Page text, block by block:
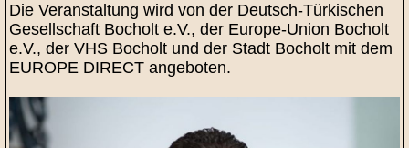
Die Veranstaltung wird von der Deutsch-Türkischen
Gesellschaft Bocholt e.V., der Europe-Union Bocholt
e.V., der VHS Bocholt und der Stadt Bocholt mit dem
EUROPE DIRECT angeboten.